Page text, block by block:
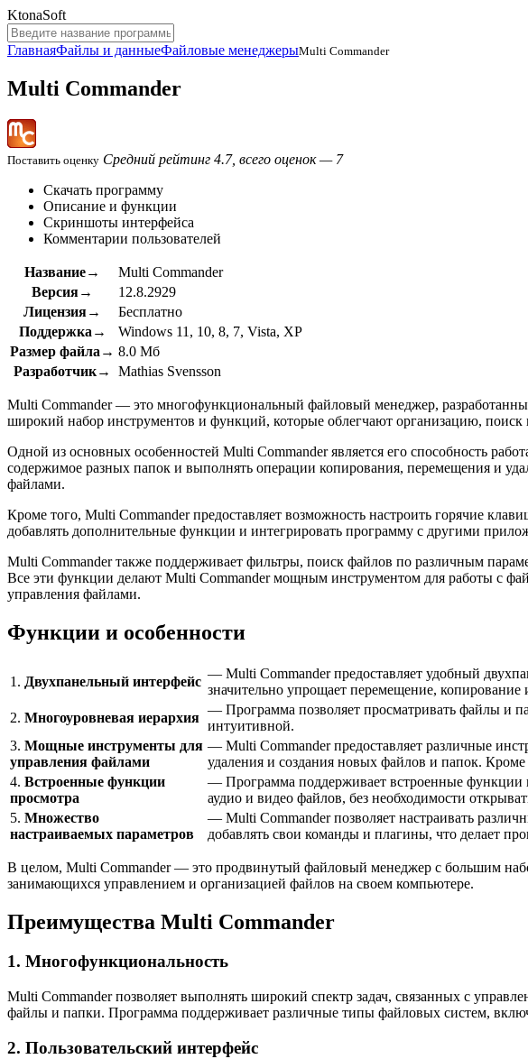
KtonaSoft
ГлавнаяФайлы и данныеФайловые менеджерыMulti Commander
Multi Commander
Поставить оценку Средний рейтинг 4.7, всего оценок — 7
Скачать программу
Описание и функции
Скриншоты интерфейса
Комментарии пользователей
Название→
Multi Commander
Версия→
12.8.2929
Лицензия→
Бесплатно
Поддержка→
Windows 11, 10, 8, 7, Vista, XP
Размер файла→ 8.0 Мб
Разработчик→
Mathias Svensson
Multi Commander — это многофункциональный файловый менеджер,
широкий набор инструментов и функций, которые облегчают организацию, поиск
Одной из основных особенностей Multi Commander является его способность
содержимое разных папок и выполнять операции копирования, перемещения и
файлами.
Кроме того, Multi Commander предоставляет возможность настроить горячие
добавлять дополнительные функции и интегрировать программу с другими
Multi Commander также поддерживает фильтры, поиск файлов по различным
Все эти функции делают Multi Commander мощным инструментом для работы с
управления файлами.
Функции и особенности
1. Двухпанельный интерфейс
— Multi Commander предоставляет удобный
значительно упрощает перемещение, копирование
2. Многоуровневая иерархия
— Программа позволяет просматривать файлы и
интуитивной.
3. Мощные инструменты для
управления файлами
— Multi Commander предоставляет различные
удаления и создания новых файлов и папок.
4. Встроенные функции
просмотра
— Программа поддерживает встроенные функции
аудио и видео файлов, без необходимости
5. Множество
настраиваемых параметров
— Multi Commander позволяет настраивать
добавлять свои команды и плагины, что делает
В целом, Multi Commander — это продвинутый файловый менеджер с большим
занимающихся управлением и организацией файлов на своем компьютере.
Преимущества Multi Commander
1. Многофункциональность
Multi Commander позволяет выполнять широкий спектр задач, связанных с
файлы и папки. Программа поддерживает различные типы файловых систем,
2. Пользовательский интерфейс